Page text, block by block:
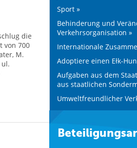
die
von 700
M.
ul.
Sport »
Behinderung und
Verkehrsorganisation »
Internationale
Adoptiere einen Ełk-
Aufgaben aus dem
aus staatlichen
Umweltfreundlicher